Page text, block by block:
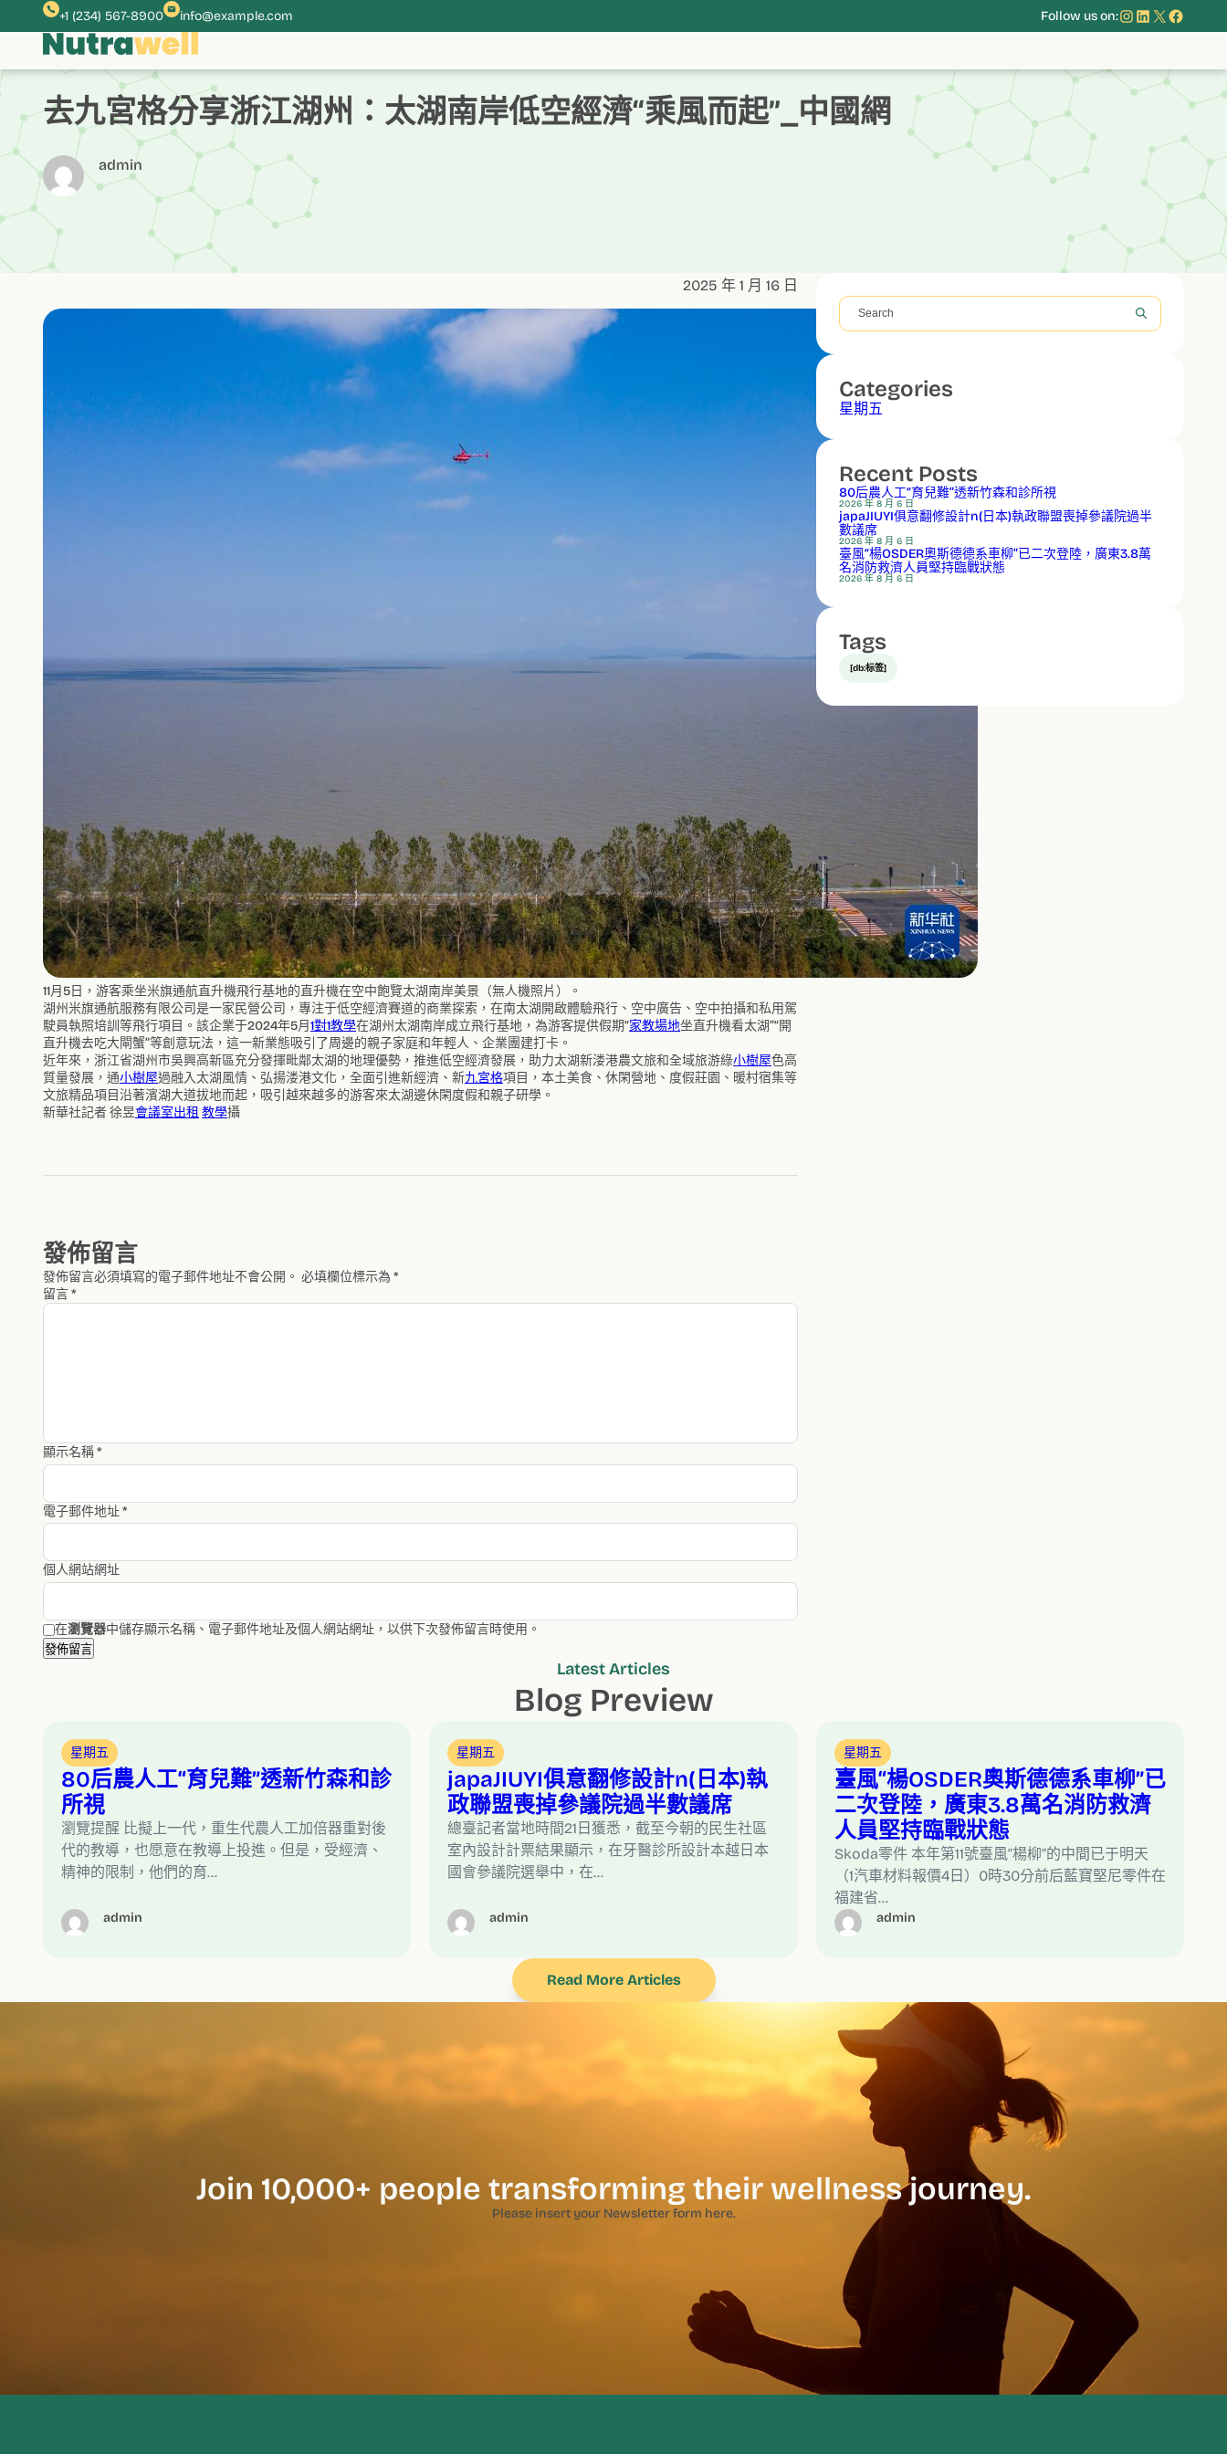
至
要
內
+1 (234) 567-8900 info@example.com Follow us on:Instagram
LinkedIn
X
去九宮格分享浙江湖州：太湖南岸低空經濟“乘風而起”_中國網
admin
2025 年 1 月 16 日
11月5日，游客乘坐米旗通航直升機飛行基地的直升機在空中飽覽太湖南岸美景（無人機照片）。
湖州米旗通航服務有限公司是一家民營公司，專注于低空經濟賽道的商業探索，在南太湖開啟體驗飛行、空中廣告、空中拍攝和私用駕
駛員執照培訓等飛行項目。該企業于2024年5月1對1教學在湖州太湖南岸成立飛行基地，為游客提供假期“家教場地坐直升機看太湖”“開
直升機去吃大閘蟹”等創意玩法，這一新業態吸引了周邊的親子家庭和年輕人、企業團建打卡。
近年來，浙江省湖州市吳興高新區充分發揮毗鄰太湖的地理優勢，推進低空經濟發展，助力太湖新溇港農文旅和全域旅游綠小樹屋色高
質量發展，通小樹屋過融入太湖風情、弘揚溇港文化，全面引進新經濟、新九宮格項目，本土美食、休閑營地、度假莊園、暖村宿集等
文旅精品項目沿著濱湖大道拔地而起，吸引越來越多的游客來太湖邊休閑度假和親子研學。
新華社記者 徐昱會議室出租 教學攝
發佈留言
發佈留言必須填寫的電子郵件地址不會公開。 必填欄位標示為 *
留言*
顯示名稱*
電子郵件地址*
個人網站網址
在瀏覽器中儲存顯示名稱、電子郵件地址及個人網站網址，以供下次發佈留言時使用。
搜
尋
Categories
星期五
Recent Posts
80后農人工“育兒難”透新竹森和診所視
2026 年 8 月 6 日
japaJIUYI俱意翻修設計n(日本)執政聯盟喪掉參議院過半
數議席
2026 年 8 月 6 日
臺風“楊OSDER奧斯德德系車柳”已二次登陸，廣東3.8萬
名消防救濟人員堅持臨戰狀態
2026 年 8 月 6 日
Tags
[db:标签]
Latest Articles
Blog Preview
星期五
80后農人工“育兒難”透新竹森和診
所視
瀏覽提醒 比擬上一代，重生代農人工加倍器重對後
代的教導，也愿意在教導上投進。但是，受經濟、
精神的限制，他們的育…
admin
星期五
japaJIUYI俱意翻修設計n(日本)執
政聯盟喪掉參議院過半數議席
總臺記者當地時間21日獲悉，截至今朝的民生社區
室內設計計票結果顯示，在牙醫診所設計本越日本
國會參議院選舉中，在…
admin
星期五
臺風“楊OSDER奧斯德德系車柳”已
二次登陸，廣東3.8萬名消防救濟
人員堅持臨戰狀態
Skoda零件 本年第11號臺風“楊柳”的中間已于明天
（1汽車材料報價4日）0時30分前后藍寶堅尼零件在
福建省…
admin
Read More Articles
Join 10,000+ people transforming their wellness journey.
Please insert your Newsletter form here.